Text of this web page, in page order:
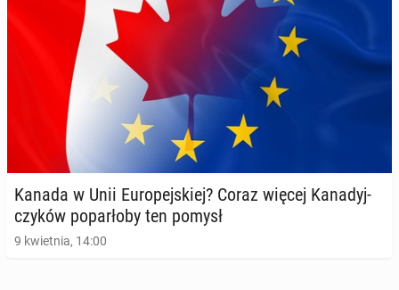
Kanada w Unii Eu­ro­pej­skiej? Coraz więcej Ka­na­dyj­
czy­ków po­par­ło­by ten pomysł
9 kwietnia, 14:00